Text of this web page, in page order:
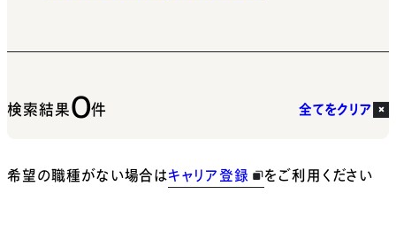
検索結果0件 全てをクリア
希望の職種がない場合はキャリア登録 をご利用ください